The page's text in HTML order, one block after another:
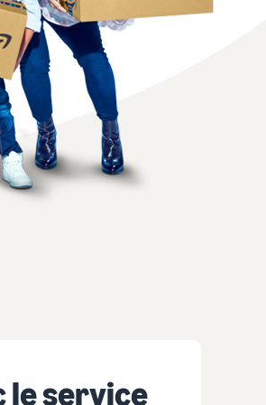
écouteurs en ligne
des clients du monde entier
T-shirts en ligne
de T-shirts
le service